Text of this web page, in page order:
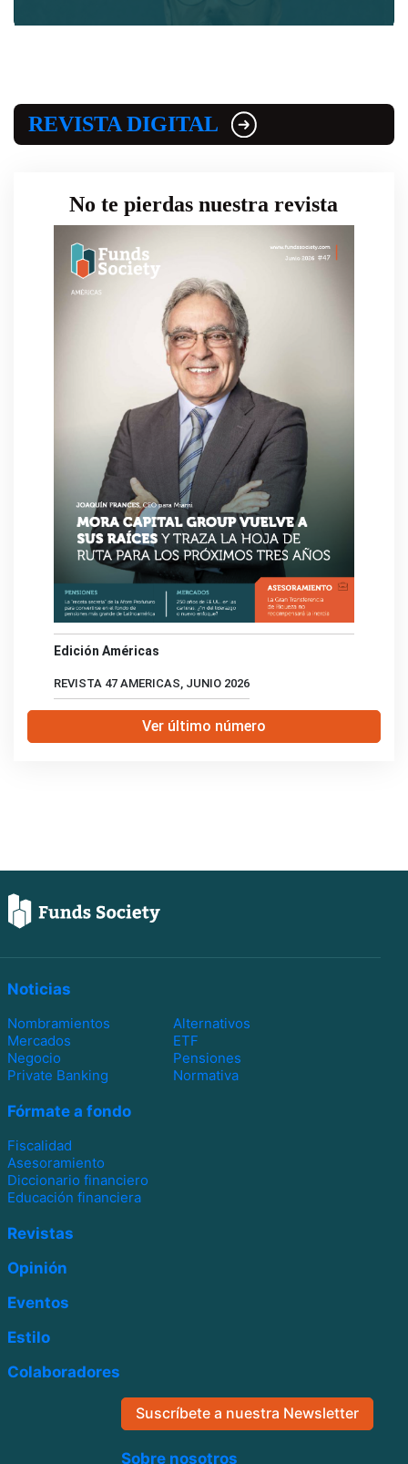
REVISTA DIGITAL
No te pierdas nuestra revista
Edición Américas
REVISTA 47 AMERICAS, JUNIO 2026
Ver último número
Noticias
Nombramientos
Alternativos
Mercados
ETF
Negocio
Pensiones
Private Banking
Normativa
Fórmate a fondo
Fiscalidad
Asesoramiento
Diccionario financiero
Educación financiera
Revistas
Opinión
Eventos
Estilo
Colaboradores
Suscríbete a nuestra Newsletter
Sobre nosotros